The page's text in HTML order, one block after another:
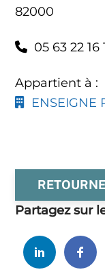
82000
05 63 22 16
Appartient à :
ENSEIGNE
Partagez sur